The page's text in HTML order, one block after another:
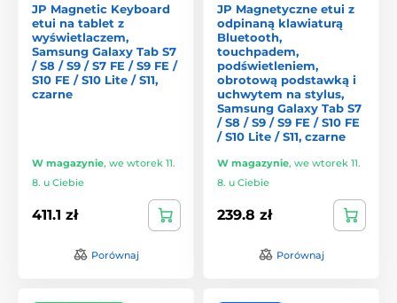
JP Magnetic Keyboard
etui na tablet z
wyświetlaczem,
Samsung Galaxy Tab S7
/ S8 / S9 / S7 FE / S9 FE /
S10 FE / S10 Lite / S11,
czarne
W magazynie, we wtorek 11.
8. u Ciebie
411.1 zł
Porównaj
JP Magnetyczne etui z
odpinaną klawiaturą
Bluetooth,
touchpadem,
podświetleniem,
obrotową podstawką i
uchwytem na stylus,
Samsung Galaxy Tab S7
/ S8 / S9 / S9 FE / S10 FE
/ S10 Lite / S11, czarne
W magazynie, we wtorek 11.
8. u Ciebie
239.8 zł
Porównaj